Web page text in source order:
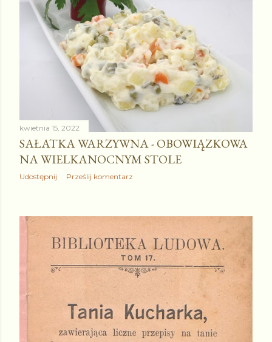
kwietnia 15, 2022
SAŁATKA WARZYWNA - OBOWIĄZKOWA
NA WIELKANOCNYM STOLE
Udostępnij Prześlij komentarz